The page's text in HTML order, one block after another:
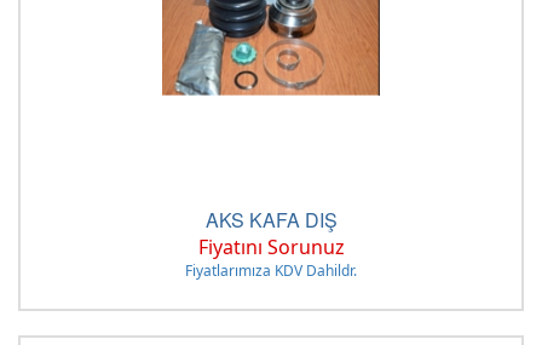
AKS KAFA DIŞ
Fiyatını Sorunuz
Fiyatlarımıza KDV Dahildr.